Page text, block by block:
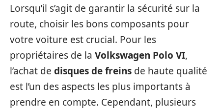
Lorsqu’il s’agit de garantir la sécurité sur la
route, choisir les bons composants pour
votre voiture est crucial. Pour les
propriétaires de la Volkswagen Polo VI,
l’achat de disques de freins de haute qualité
est l’un des aspects les plus importants à
prendre en compte. Cependant, plusieurs